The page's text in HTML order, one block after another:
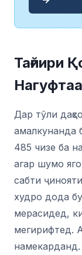
Тағйири
Дар тӯли
амалкунанда
485 чизе ба
агар шумо
сабти
худро дода
мерасидед,
мегирифтед.
намекарданд.